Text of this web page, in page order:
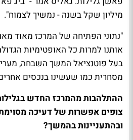
מיליון שקל בשנה - נמשיך לצמוח".
"נתוני הפתיחה של המרכז מאוד
אותנו למרות כל האופטימיות
בעל פוטנציאל המשך השבחה,
מסחרית כמו שעשינו בנכסים
ההתלהבות מהמרכז החדש
צופים אפשרות של דעיכה
ובהתעניינות בהמשך?